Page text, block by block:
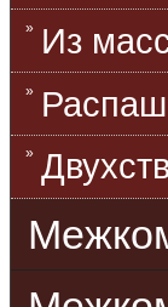
Из